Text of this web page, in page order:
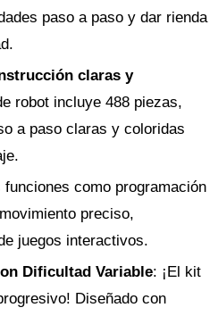
paso a paso y dar rienda
claras y
robot incluye 488 piezas,
a paso claras y coloridas
como programación
preciso,
juegos interactivos.
Dificultad Variable: ¡El kit
Diseñado con